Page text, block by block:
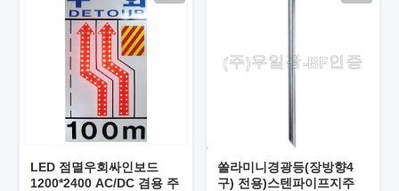
LED 점멸우회싸인보드
1200*2400 AC/DC 겸용 주
쏠라미니경광등(장방향4
구) 전용)스텐파이프지주